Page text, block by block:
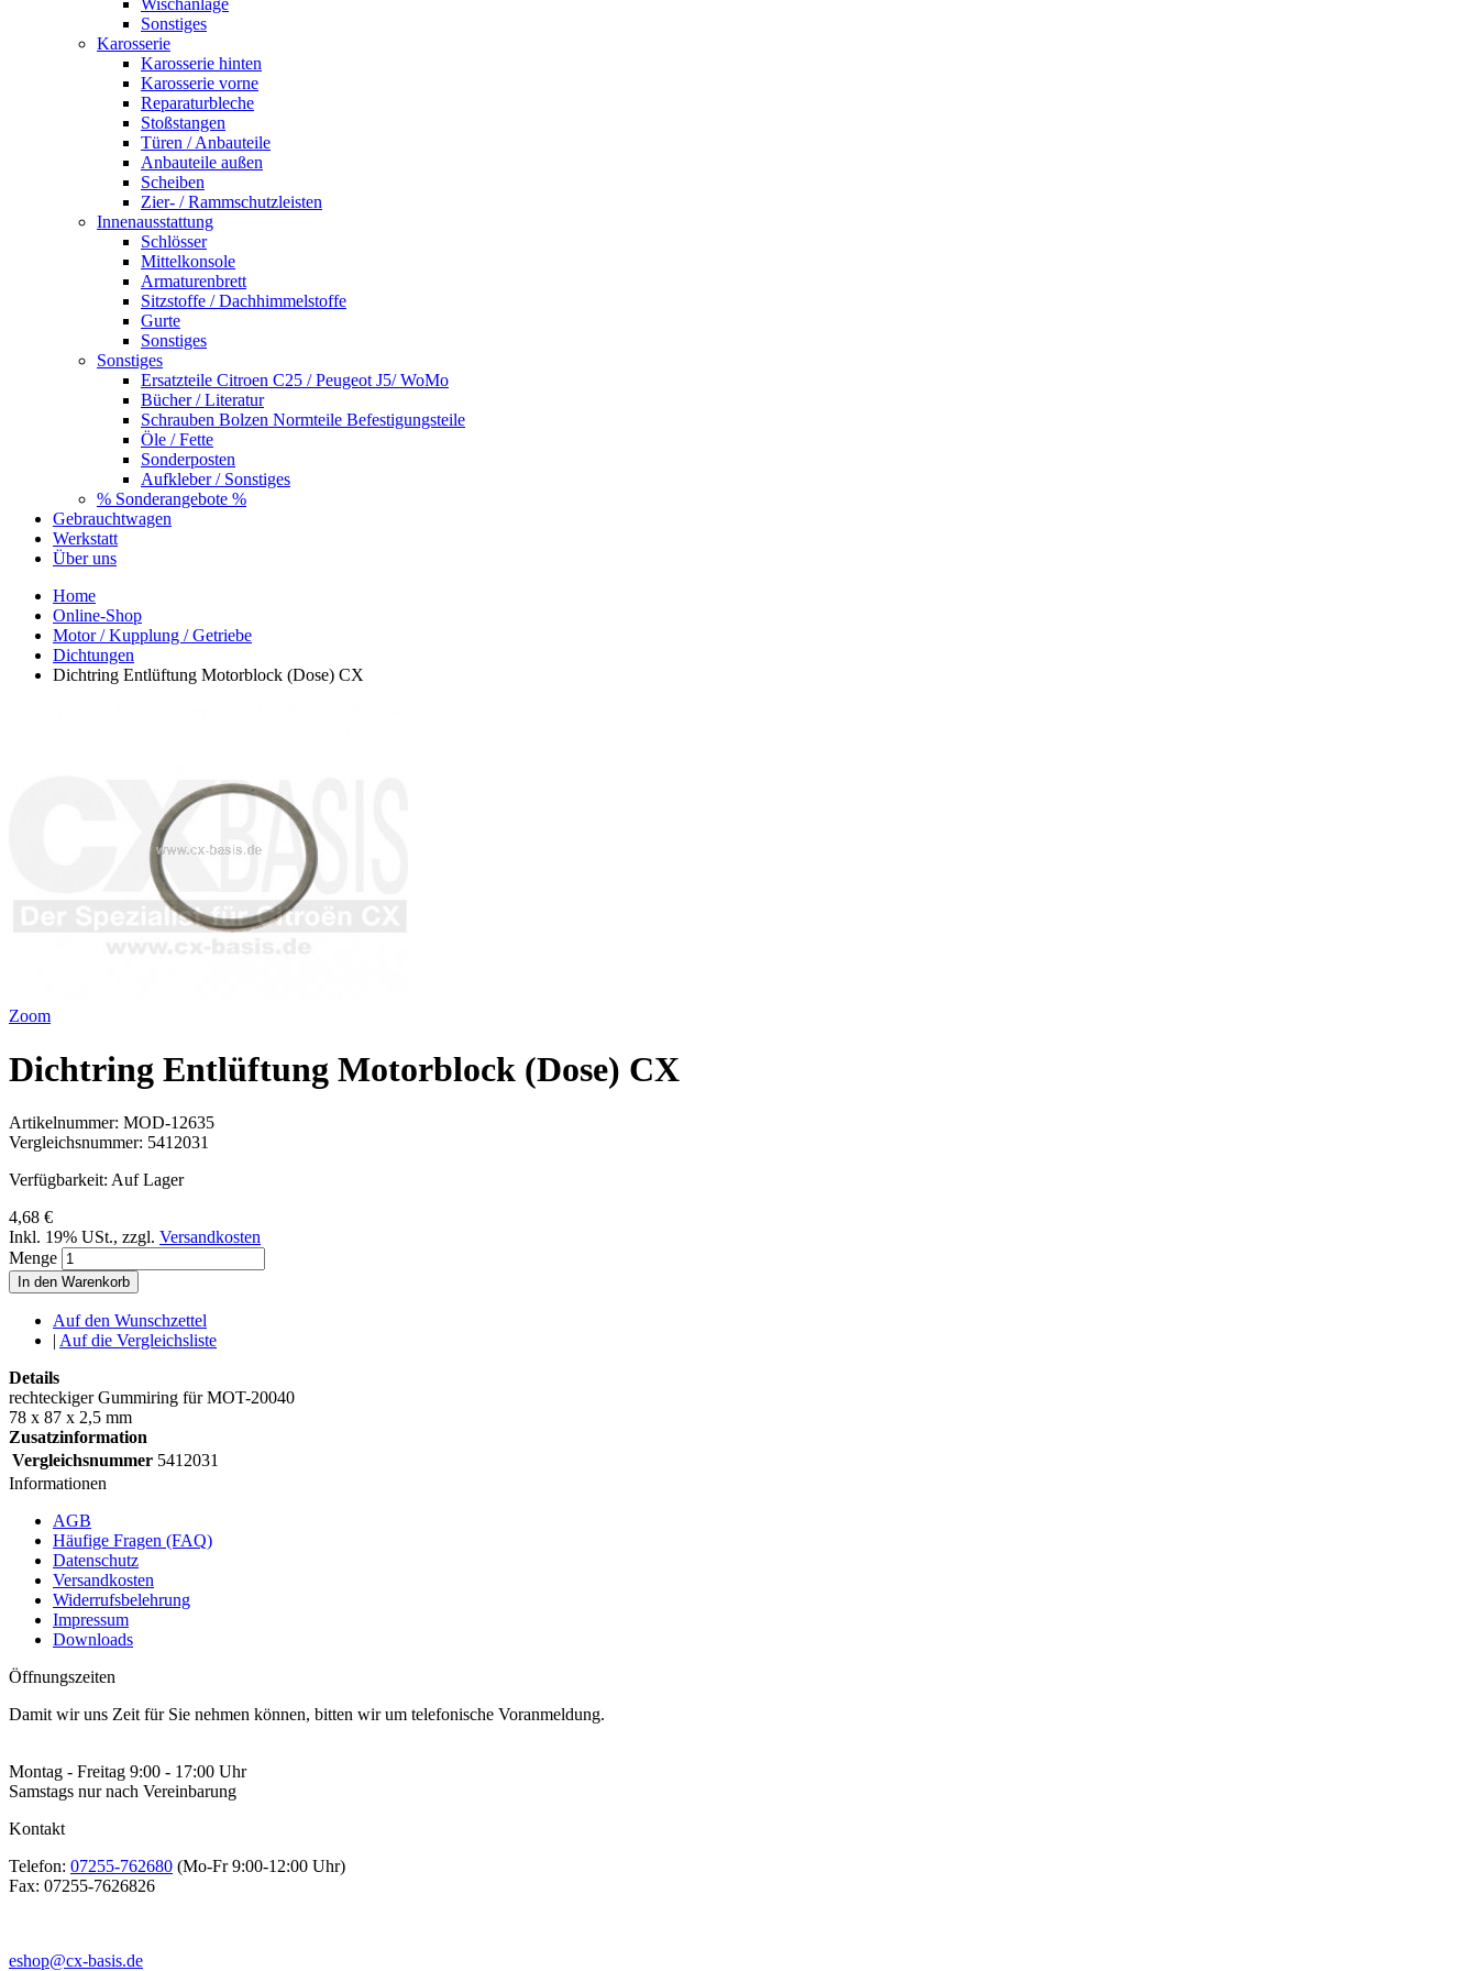
Sonstiges
Karosserie
Karosserie hinten
Karosserie vorne
Reparaturbleche
Stoßstangen
Türen / Anbauteile
Anbauteile außen
Scheiben
Zier- / Rammschutzleisten
Innenausstattung
Schlösser
Mittelkonsole
Armaturenbrett
Sitzstoffe / Dachhimmelstoffe
Gurte
Sonstiges
Sonstiges
Ersatzteile Citroen C25 / Peugeot J5/ WoMo
Bücher / Literatur
Schrauben Bolzen Normteile Befestigungsteile
Öle / Fette
Sonderposten
Aufkleber / Sonstiges
% Sonderangebote %
Gebrauchtwagen
Werkstatt
Über uns
Home
Online-Shop
Motor / Kupplung / Getriebe
Dichtungen
Dichtring Entlüftung Motorblock (Dose) CX
Zoom
Dichtring Entlüftung Motorblock (Dose) CX
Artikelnummer: MOD-12635
Vergleichsnummer: 5412031
Verfügbarkeit: Auf Lager
4,68 €
Inkl. 19% USt., zzgl. Versandkosten
Menge
In den Warenkorb
Auf den Wunschzettel
| Auf die Vergleichsliste
Details
rechteckiger Gummiring für MOT-20040
78 x 87 x 2,5 mm
Zusatzinformation
Vergleichsnummer 5412031
Informationen
AGB
Häufige Fragen (FAQ)
Datenschutz
Versandkosten
Widerrufsbelehrung
Impressum
Downloads
Öffnungszeiten
Damit wir uns Zeit für Sie nehmen können, bitten wir um telefonische Voranmeldung.
Montag - Freitag 9:00 - 17:00 Uhr
Samstags nur nach Vereinbarung
Kontakt
Telefon: 07255-762680 (Mo-Fr 9:00-12:00 Uhr)
Fax: 07255-7626826
eshop@cx-basis.de